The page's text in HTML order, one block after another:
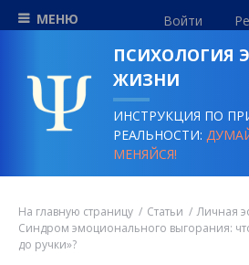
МЕНЮ Войти
ПСИХОЛОГИЯ
ЖИЗНИ
ИНСТРУКЦИЯ ПО
РЕАЛЬНОСТИ:
МЕНЯЙСЯ!
На главную страницу Статьи
Личная
Синдром эмоционального выгорания:
до ручки»?